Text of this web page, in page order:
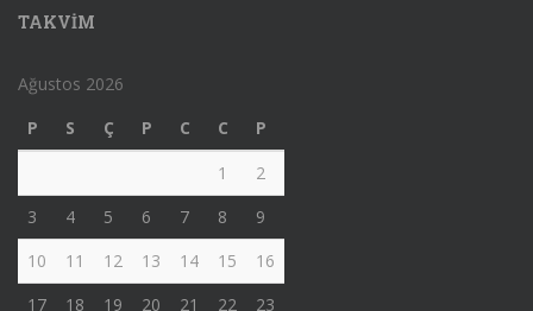
TAKVIM
Ağustos 2026
P
S Ç P C C
P
1
2
3
4 5 6 7 8
9
10
11 12 13 14 15
16
17
18 19 20 21 22
23